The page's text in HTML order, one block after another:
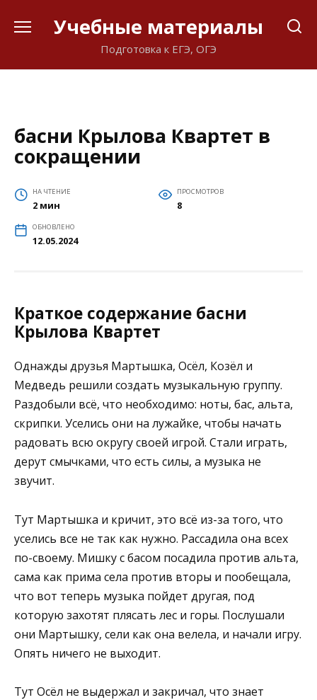
Учебные материалы
Подготовка к ЕГЭ, ОГЭ
басни Крылова Квартет в
сокращении
НА ЧТЕНИЕ
2 мин
ПРОСМОТРОВ
8
ОБНОВЛЕНО
12.05.2024
Краткое содержание басни
Крылова Квартет
Однажды друзья Мартышка, Осёл, Козёл и
Медведь решили создать музыкальную группу.
Раздобыли всё, что необходимо: ноты, бас, альта,
скрипки. Уселись они на лужайке, чтобы начать
радовать всю округу своей игрой. Стали играть,
дерут смычками, что есть силы, а музыка не
звучит.
Тут Мартышка и кричит, это всё из-за того, что
уселись все не так как нужно. Рассадила она всех
по-своему. Мишку с басом посадила против альта,
сама как прима села против вторы и пообещала,
что вот теперь музыка пойдет другая, под
которую захотят плясать лес и горы. Послушали
они Мартышку, сели как она велела, и начали игру.
Опять ничего не выходит.
Тут Осёл не выдержал и закричал, что знает